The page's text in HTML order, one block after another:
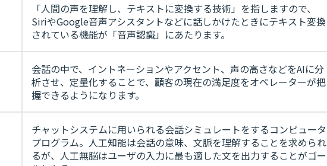
「人間の声を理解し、テキストに変換する技術」を指しますので、
SiriやGoogle音声アシスタントなどに話しかけたときにテキスト変換
されている機能が「音声認識」にあたります。
会話の中で、イントネーションやアクセント、声の高さなどをAIに分
析させ、定量化することで、顧客の現在の満足度をオペレーターが把
握できるようになります。
チャットシステムに用いられる会話シミュレートをするコンピュータ
プログラム。人工知能は会話の意味、文脈を理解することを求められ
るが、人工無脳はユーザの入力に最も適した文を出力することがゴー